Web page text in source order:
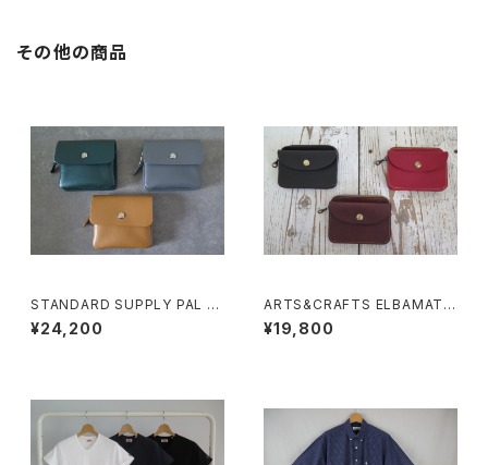
その他の商品
STANDARD SUPPLY PAL フ
ラップウォレット S
¥24,200
ARTS&CRAFTS ELBAMATT
ACC / TWIN PURSE
¥19,800